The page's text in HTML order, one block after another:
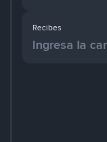
Recibes